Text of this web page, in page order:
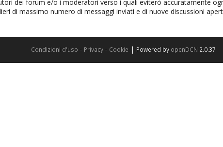
dei forum e/o i moderatori verso i quali eviterò accuratamente
di massimo numero di messaggi inviati e di nuove discussioni
Condizioni d'uso - Privacy - Cookie | Powered by openDCN 2.0.37